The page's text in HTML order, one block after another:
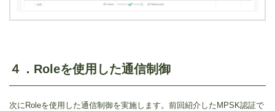
４．Roleを使用した通信制御
次にRoleを使用した通信制御を実施します。前回紹介したMPSK認証で